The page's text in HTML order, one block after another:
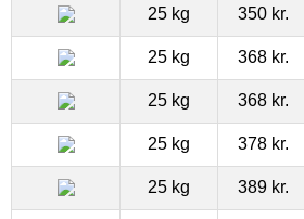
25 kg 350 kr.
25 kg 368 kr.
25 kg 368 kr.
25 kg 378 kr.
25 kg 389 kr.